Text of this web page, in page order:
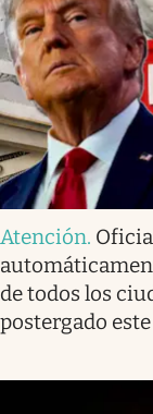
Atención.
de todos los
postergado